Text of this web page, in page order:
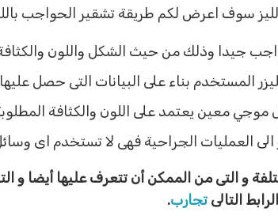
سوف اعرض لكم طريقة تشقير الحواجب
جيدا وذلك من حيث الشكل واللون
المستخدم بناء على البيانات التى حصل
موجي معين يعتمد على اللون والكثافة
الى العمليات الجراحية فهى لا تستخدم اى
و التى من الممكن أن تتعرف عليها أيضا
التالى تجارب.